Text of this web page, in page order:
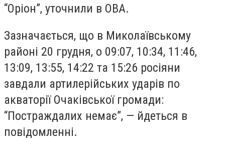
“Оріон”, уточнили в ОВА.
Зазначається, що в Миколаївському
районі 20 грудня, о 09:07, 10:34, 11:46,
13:09, 13:55, 14:22 та 15:26 росіяни
завдали артилерійських ударів по
акваторії Очаківської громади:
“Постраждалих немає”, — йдеться в
повідомленні.